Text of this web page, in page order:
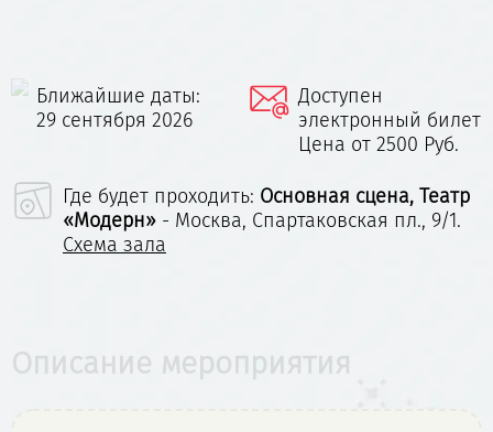
Ближайшие даты:
29 сентября 2026
Доступен
электронный билет
Цена от 2500 Руб.
Где будет проходить: Основная сцена, Театр
«Модерн» - Москва, Спартаковская пл., 9/1.
Схема зала
Описание мероприятия